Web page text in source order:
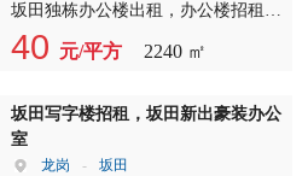
坂田独栋办公楼出租，办公楼招租
开发商直租，1-5层共2240平， 使用
率85%单层面积：428平， 带精装
梯，带天台！
40 元/平方 2240 ㎡
坂田写字楼招租，坂田新出豪装办公
室
龙岗 - 坂田